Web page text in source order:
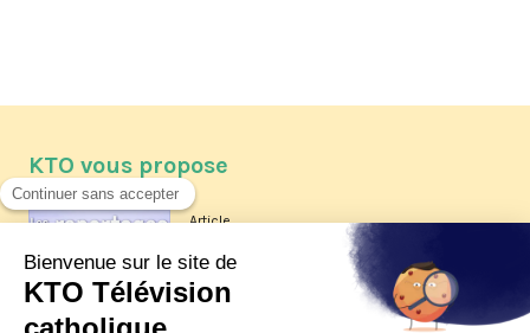
KTO vous propose
Article
Les reportages d'été 2026 de KTO